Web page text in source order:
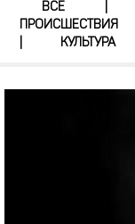
ВСЕ
ПРОИСШЕСТВИЯ
КУЛЬТУРА